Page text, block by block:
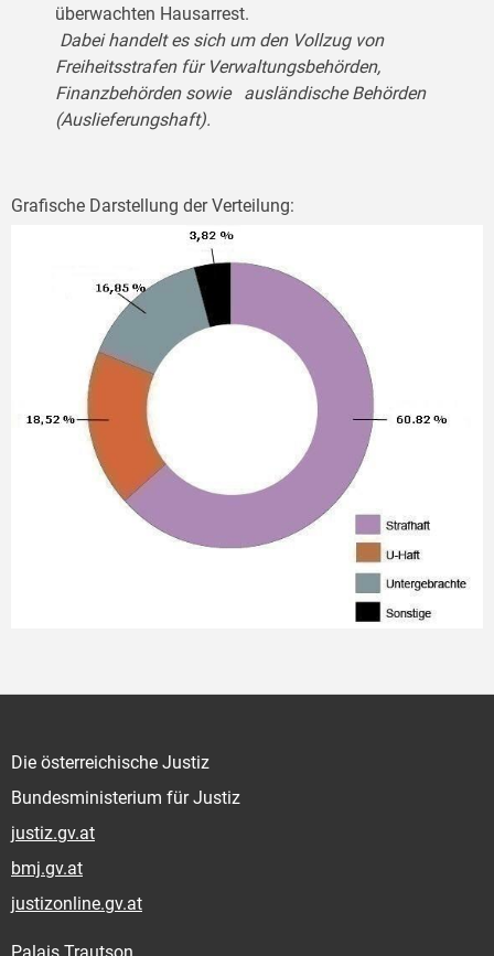
überwachten Hausarrest.
Dabei handelt es sich um den Vollzug von
Freiheitsstrafen für Verwaltungsbehörden,
Finanzbehörden sowie ausländische Behörden
(Auslieferungshaft).
Grafische Darstellung der Verteilung:
Die österreichische Justiz
Bundesministerium für Justiz
justiz.gv.at
bmj.gv.at
justizonline.gv.at